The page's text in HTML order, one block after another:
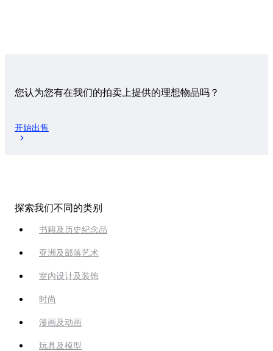
您认为您有在我们的拍卖上提供的理想物品吗？
开始出售
探索我们不同的类别
书籍及历史纪念品
亚洲及部落艺术
室内设计及装饰
时尚
漫画及动画
玩具及模型